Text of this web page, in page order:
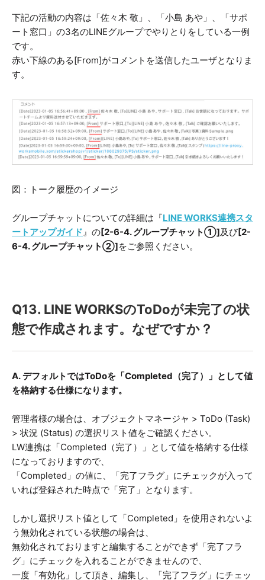
下記の活動の内容は「佐々木 敬」、「小島 あや」、「サポ
ート窓口」の3名のLINEグループでやりとりをしている一例
です。
赤い下線のある[From]がコメントを送信したユーザとなりま
す。
図：トーク履歴のイメージ
グループチャットについての詳細は『LINE WORKS連携スタ
ートアップガイド』の[2-6-4. グループチャット①]及び[2-
6-4. グループチャット②]をご参照ください。
Q13. LINE WORKSのToDoが未完了の状
態で作成されます。なぜですか？
A. デフォルトではToDoを「Completed（完了）」として値
を格納する仕様になります。
管理者様の場合は、オブジェクトマネージャ > ToDo (Task)
> 状況 (Status) の選択リスト値をご確認ください。
LW連携は「Completed（完了）」として値を格納する仕様
になっておりますので、
「Completed」の値に、「完了フラグ」にチェックが入って
いれば登録された時点で「完了」となります。
しかし選択リスト値として「Completed」を使用されないよ
う無効化されている状態の場合は、
無効化されておりますと編集することができず「完了フラ
グ」にチェックを入れることができませんので、
一度「有効化」して頂き、編集し、「完了フラグ」にチェッ